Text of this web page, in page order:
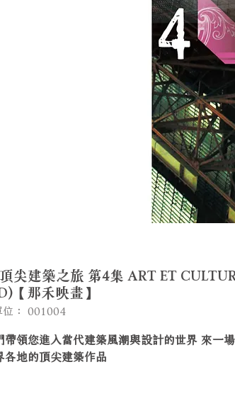
尖建築之旅 第4集 ART ET
【那禾映畫】
位： 001004
帶領您進入當代建築風潮與設計的世界 來一
各地的頂尖建築作品